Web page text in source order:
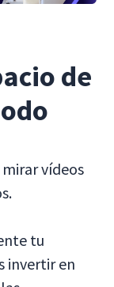
de
vídeos
tu
invertir en